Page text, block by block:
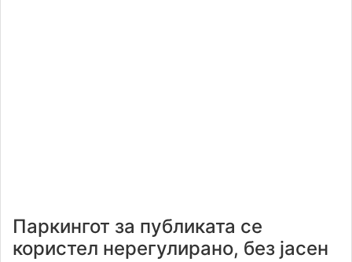
Паркингот за публиката се
користел нерегулирано, без јасен